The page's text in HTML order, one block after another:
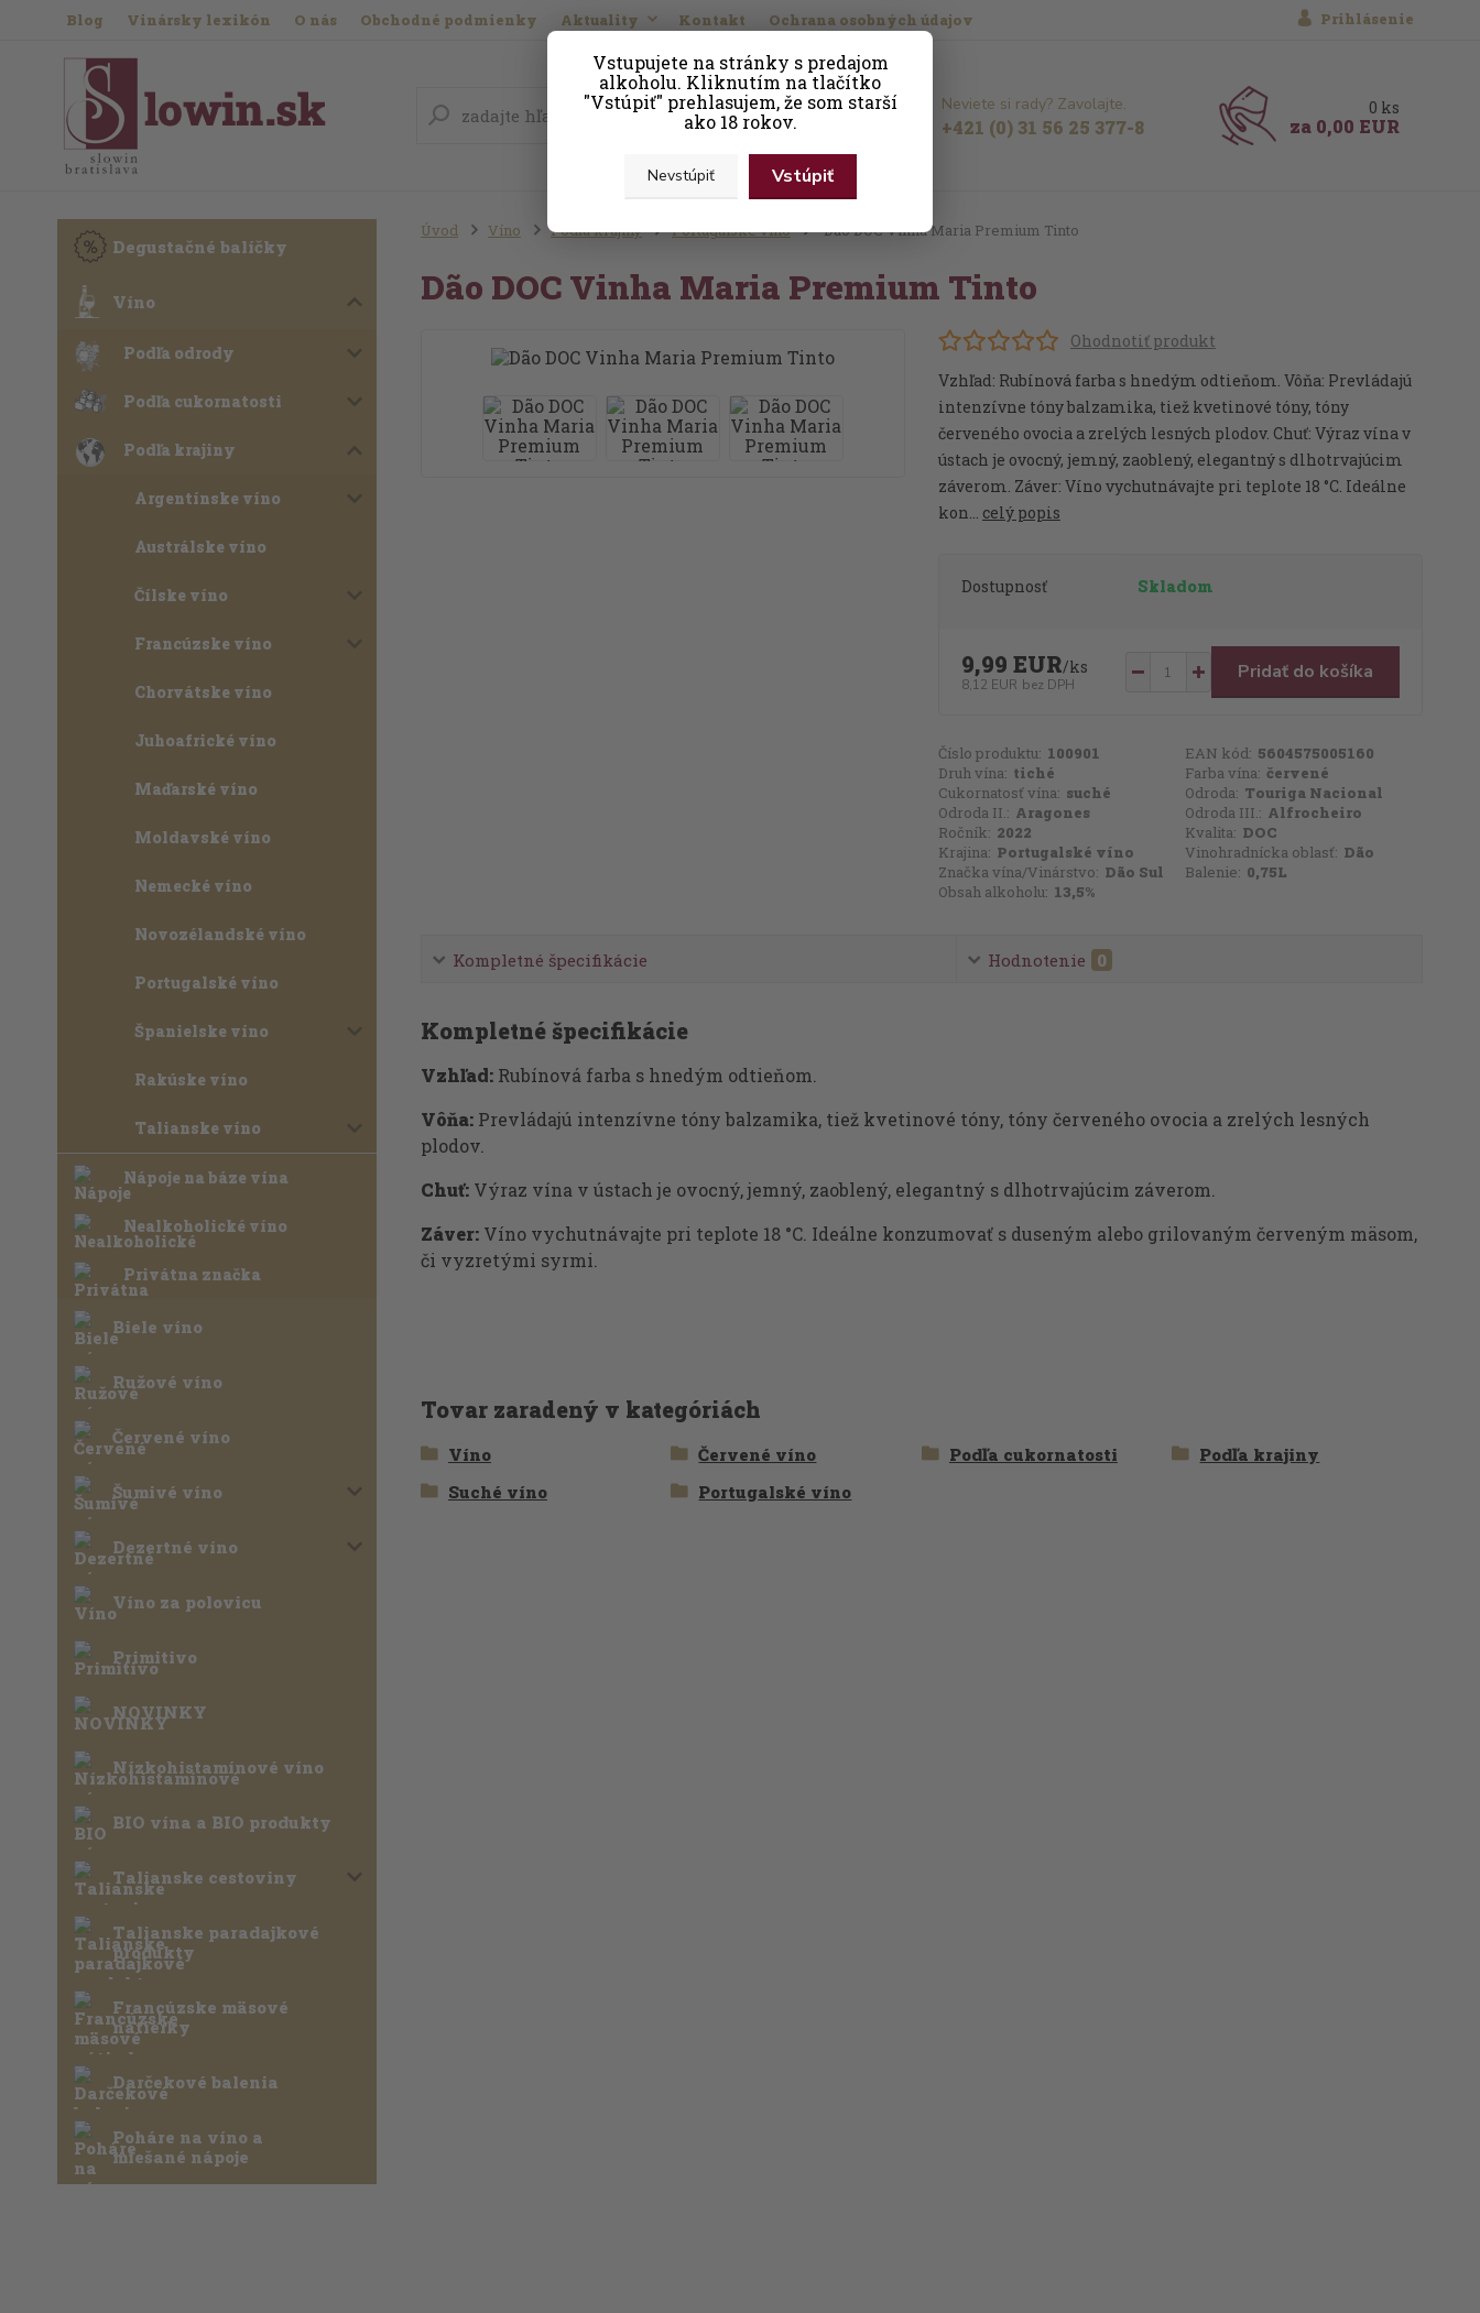
Vstupujete na stránky s predajom
alkoholu. Kliknutím na tlačítko
"Vstúpiť" prehlasujem, že som starší
ako 18 rokov.
Nevstúpiť Vstúpiť
Blog Vinársky lexikón O nás Obchodné podmienky Aktuality Kontakt Ochrana osobných údajov Prihlásenie
Hľadať Neviete si rady? Zavolajte.
+421 (0) 31 56 25 377-8
0 ks
za0,00 EUR
Degustačné balíčky
Víno
Podľa odrody
Podľa cukornatosti
Podľa krajiny
Argentínske víno
Austrálske víno
Čílske víno
Francúzske víno
Chorvátske víno
Juhoafrické víno
Maďarské víno
Moldavské víno
Nemecké víno
Novozélandské víno
Portugalské víno
Španielske víno
Rakúske víno
Talianske víno
Nápoje na báze vína
Nealkoholické víno
Privátna značka
Biele víno
Ružové víno
Červené víno
Šumivé víno
Dezertné víno
Víno za polovicu
Primitivo
NOVINKY
Nízkohistamínové víno
BIO vína a BIO produkty
Talianske cestoviny
Talianske paradajkové
produkty
Francúzske mäsové
nátierky
Darčekové balenia
Poháre na víno a
miešané nápoje
Úvod Víno Podľa krajiny Portugalské víno Dão DOC Vinha Maria Premium Tinto
Dão DOC Vinha Maria Premium Tinto
Ohodnotiť produkt
Vzhľad: Rubínová farba s hnedým odtieňom. Vôňa: Prevládajú
intenzívne tóny balzamika, tiež kvetinové tóny, tóny
červeného ovocia a zrelých lesných plodov. Chuť: Výraz vína v
ústach je ovocný, jemný, zaoblený, elegantný s dlhotrvajúcim
záverom. Záver: Víno vychutnávajte pri teplote 18 °C. Ideálne
kon... celý popis
Dostupnosť Skladom
9,99 EUR/ks
8,12 EUR bez DPH
Pridať do košíka
Číslo produktu: 100901 EAN kód: 5604575005160
Druh vína: tiché Farba vína: červené
Cukornatosť vína: suché Odroda: Touriga Nacional
Odroda II.: Aragones Odroda III.: Alfrocheiro
Ročník: 2022 Kvalita: DOC
Krajina: Portugalské víno Vinohradnícka oblasť: Dão
Značka vína/Vinárstvo: Dão Sul Balenie: 0,75L
Obsah alkoholu: 13,5%
Kompletné špecifikácie Hodnotenie 0
Kompletné špecifikácie
Vzhľad:Rubínová farba s hnedým odtieňom.
Vôňa:Prevládajú intenzívne tóny balzamika, tiež kvetinové tóny, tóny červeného ovocia a zrelých lesných
plodov.
Chuť:Výraz vína v ústach je ovocný, jemný, zaoblený, elegantný s dlhotrvajúcim záverom.
Záver:Víno vychutnávajte pri teplote 18 °C. Ideálne konzumovať s duseným alebo grilovaným červeným mäsom,
či vyzretými syrmi.
Tovar zaradený v kategóriách
Víno Červené víno Podľa cukornatosti
Podľa krajiny
Suché víno
Portugalské víno